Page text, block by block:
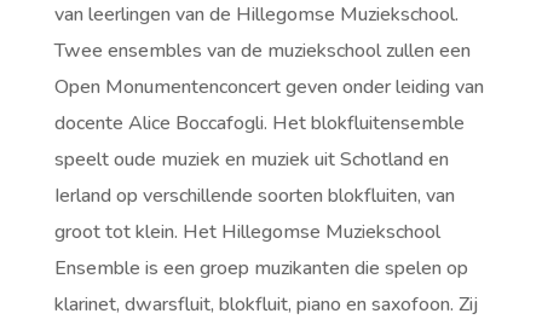
van leerlingen van de Hillegomse Muziekschool.
Twee ensembles van de muziekschool zullen een
Open Monumentenconcert geven onder leiding van
docente Alice Boccafogli. Het blokfluitensemble
speelt oude muziek en muziek uit Schotland en
Ierland op verschillende soorten blokfluiten, van
groot tot klein. Het Hillegomse Muziekschool
Ensemble is een groep muzikanten die spelen op
klarinet, dwarsfluit, blokfluit, piano en saxofoon. Zij